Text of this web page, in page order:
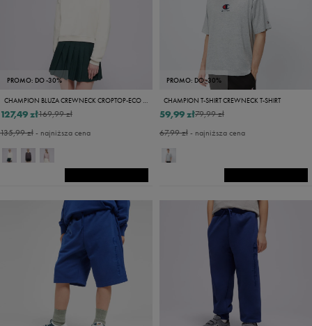
PROMO: DO -30%
CHAMPION BLUZA CREWNECK CROPTOP-ECO FUTURE
169,99 zł
127,49 zł
135,99 zł- najniższa cena
PROMO: DO -30%
CHAMPION T-SHIRT CREWNECK T-SHIRT
79,99 zł
59,99 zł
67,99 zł- najniższa cena